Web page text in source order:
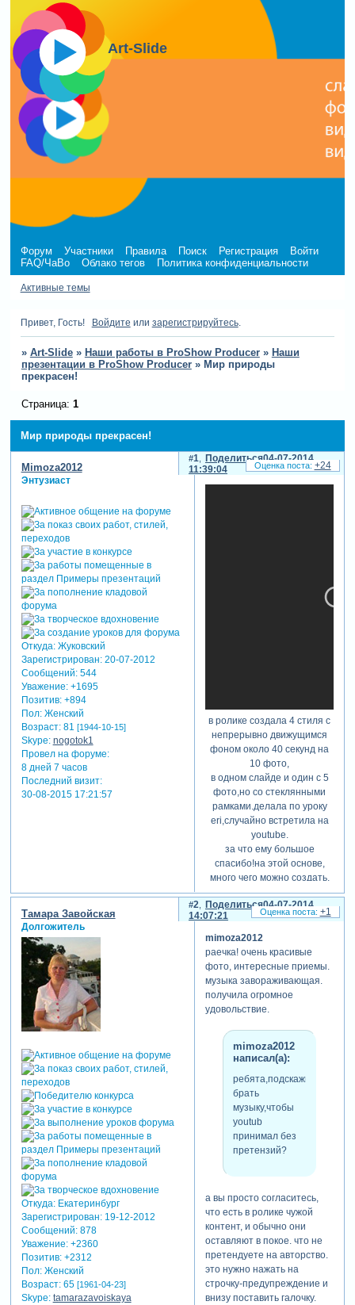
Art-Slide
Форум Участники Правила Поиск Регистрация
Войти
FAQ/ЧаВо
Облако тегов Политика конфиденциальности
Активные темы
Привет, Гость! Войдите или зарегистрируйтесь.
» Art-Slide » Наши работы в ProShow Producer » Наши
презентации в ProShow Producer » Мир природы
прекрасен!
Мир природы прекрасен!
Страница: 1
Поделиться
1
04-07-2014
11:39:04
Mimoza2012
Энтузиаст
Откуда:Жуковский
Зарегистрирован: 20-07-2012
Сообщений:544
Уважение: +1695
Позитив: +894
Пол:Женский
Возраст:81 [1944-10-15]
Skype: nogotok1
Провел на форуме:
8 дней 7 часов
Последний визит:
30-08-2015 17:21:57
в ролике создала 4 стиля с
непрерывно движущимся
фоном около 40 секунд на
10 фото,
в одном слайде и один с 5
фото,но со стеклянными
рамками.делала по уроку
eri,случайно встретила на
youtube.
за что ему большое
спасибо!на этой основе,
много чего можно создать.
ребята,подскажите,где
брать музыку,чтобы youtub
принимал без претензий?
иначе весь процес
становится неинтересным((
( без музыки)
теги: природа
+24
Поделиться
2
04-07-2014
14:07:21
Тамара Завойская
Долгожитель
Откуда:Екатеринбург
Зарегистрирован: 19-12-2012
Сообщений:878
Уважение: +2360
Позитив: +2312
Пол:Женский
Возраст:65 [1961-04-23]
Skype: tamarazavoiskaya
mimoza2012
раечка! очень красивые
фото, интересные приемы.
музыка завораживающая.
получила огромное
удовольствие.
mimoza2012
написал(а):
ребята,подскажите,где
брать
музыку,чтобы
youtub
принимал без
претензий?
а вы просто согласитесь,
что есть в ролике чужой
контент, и обычно они
оставляют в покое. что не
претендуете на авторство.
это нужно нажать на
строчку-предупреждение и
внизу поставить галочку.
+1